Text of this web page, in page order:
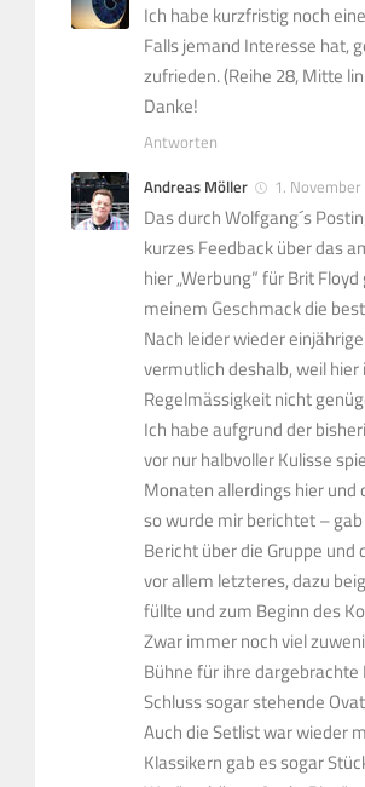
Ich habe kurzfristig noch
Falls jemand Interesse hat,
zufrieden. (Reihe 28, Mitte
Danke!
Antworten
Andreas Möller
1.
Das durch Wolfgang´s
kurzes Feedback über das
hier „Werbung“ für Brit
meinem Geschmack die
Nach leider wieder
vermutlich deshalb, weil
Regelmässigkeit nicht
Ich habe aufgrund der
vor nur halbvoller Kulisse
Monaten allerdings hier
so wurde mir berichtet –
Bericht über die Gruppe
vor allem letzteres, dazu
füllte und zum Beginn des
Zwar immer noch viel
Bühne für ihre
Schluss sogar stehende
Auch die Setlist war wieder
Klassikern gab es sogar